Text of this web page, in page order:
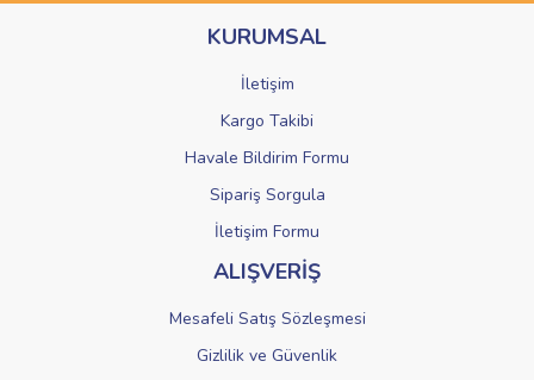
Ürün fiyatı diğer sitelerden daha pahalı.
Gönder
KURUMSAL
İletişim
Kargo Takibi
Havale Bildirim Formu
Sipariş Sorgula
İletişim Formu
ALIŞVERİŞ
Mesafeli Satış Sözleşmesi
Gizlilik ve Güvenlik